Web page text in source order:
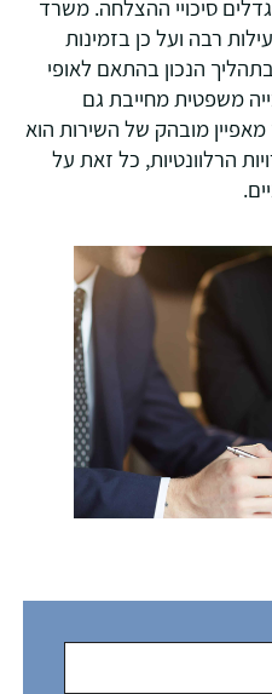
סיכויי ההצלחה. משרד
רבה ועל כן בזמינות
הנכון בהתאם לאופי
משפטית מחייבת גם
מאפיין מובהק של השירות הוא
הרלוונטיות, כל זאת על